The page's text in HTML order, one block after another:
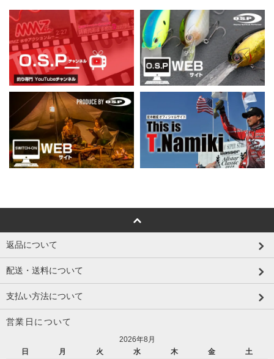
返品について
配送・送料について
支払い方法について
営業日について
2026年8月
日
月 火 水 木 金
土